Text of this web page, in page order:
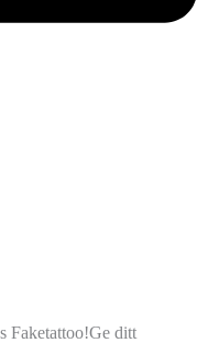
Faketattoo!Ge ditt